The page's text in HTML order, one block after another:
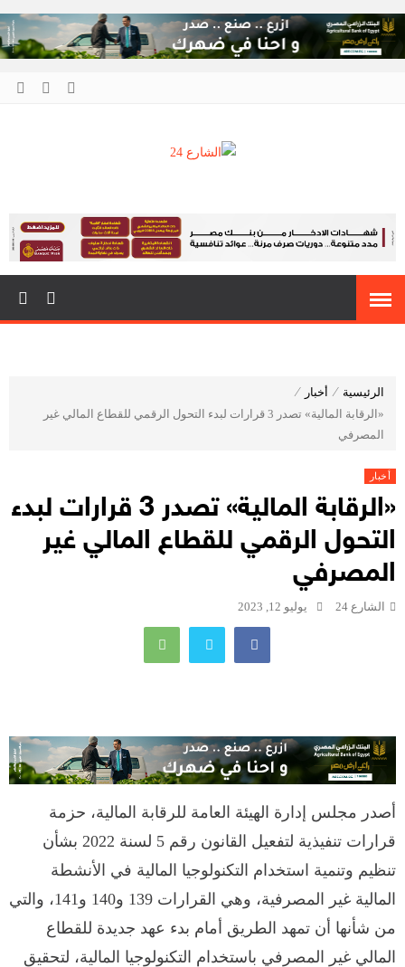
الرئيسية ⁄ أخبار ⁄
«الرقابة المالية» تصدر 3 قرارات لبدء التحول الرقمي للقطاع المالي غير
المصرفي
أخبار
«الرقابة المالية» تصدر 3 قرارات لبدء
التحول الرقمي للقطاع المالي غير
المصرفي
الشارع 24 يوليو 12, 2023
أصدر مجلس إدارة الهيئة العامة للرقابة المالية، حزمة
قرارات تنفيذية لتفعيل القانون رقم 5 لسنة 2022 بشأن
تنظيم وتنمية استخدام التكنولوجيا المالية في الأنشطة
المالية غير المصرفية، وهي القرارات 139 و140 و141، والتي
من شأنها أن تمهد الطريق أمام بدء عهد جديدة للقطاع
المالي غير المصرفي باستخدام التكنولوجيا المالية، لتحقيق